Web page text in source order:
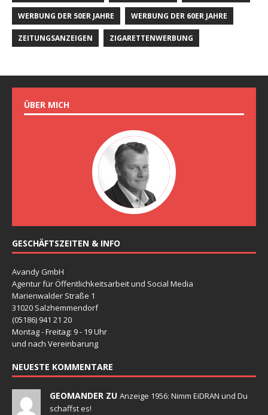
WERBUNG DER 50ER JAHRE WERBUNG DER 60ER JAHRE
ZEITUNGSANZEIGEN ZIGARETTENWERBUNG
ÜBER MICH
GESCHÄFTSZEITEN & INFO
Avandy GmbH
Agentur für Öffentlichkeitsarbeit und Social Media
Marienwalder Straße 1
31020 Salzhemmendorf
(05186) 941 21 20
Montag - Freitag: 9 - 19 Uhr
und nach Vereinbarung
NEUESTE KOMMENTARE
GEOMANDER ZU Anzeige 1956: Nimm EiDRAN und Du
schaffst es!